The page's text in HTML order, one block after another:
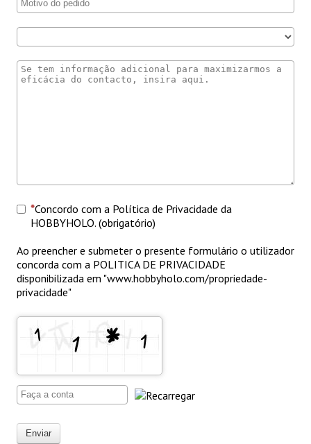
Concordo com a Política de Privacidade da
HOBBYHOLO. (obrigatório)
Ao preencher e submeter o presente formulário o utilizador
concorda com a POLITICA DE PRIVACIDADE
disponibilizada em "www.hobbyholo.com/propriedade-
privacidade"
Enviar